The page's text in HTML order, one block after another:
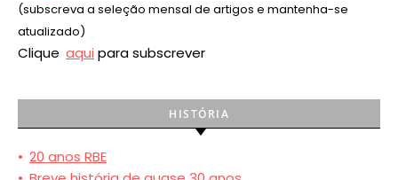
(subscreva a seleção mensal de artigos e mantenha-se
atualizado)
Clique aqui para subscrever
HISTÓRIA
• 20 anos RBE